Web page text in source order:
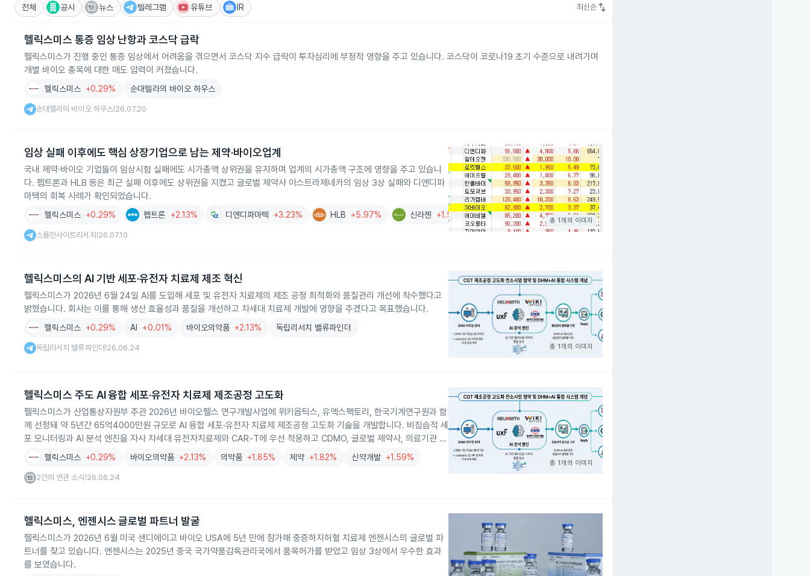
전체 공시 뉴스 텔레그램 유튜브 IR 최신순 swap_vert
헬릭스미스 통증 임상 난항과 코스닥 급락
헬릭스미스가 진행 중인 통증 임상에서 어려움을 겪으면서 코스닥 지수 급락이 투자심리에 부정적 영향을 주고 있습니다. 코스닥이 코로나19 초기 수준으로 내려가며
개별 바이오 종목에 대한 매도 압력이 커졌습니다.
헬릭스미스 +0.29% 순대렐라의 바이오 하우스
순대렐라의 바이오 하우스 26.07.20
임상 실패 이후에도 핵심 상장기업으로 남는 제약·바이오업계
국내 제약·바이오 기업들이 임상시험 실패에도 시가총액 상위권을 유지하며 업계의 시가총액 구조에 영향을 주고 있습니
다. 펩트론과 HLB 등은 최근 실패 이후에도 상위권을 지켰고 글로벌 제약사 아스트라제네카의 임상 3상 실패와 디앤디파
마텍의 회복 사례가 확인되었습니다.
헬릭스미스 +0.29% 펩트론 +2.13% 디앤디파마텍 +3.23% HLB +5.97% 신라젠 +1.58%
스몰인사이트리서치 26.07.10
총 1개의 이미지
헬릭스미스의 AI 기반 세포·유전자 치료제 제조 혁신
헬릭스미스가 2026년 6월 24일 AI를 도입해 세포 및 유전자 치료제의 제조 공정 최적화와 품질관리 개선에 착수했다고
밝혔습니다. 회사는 이를 통해 생산 효율성과 품질을 개선하고 차세대 치료제 개발에 영향을 주겠다고 목표했습니다.
헬릭스미스 +0.29% AI +0.01% 바이오의약품 +2.13% 독립리서치 밸류파인더
독립리서치 밸류파인더 26.06.24 총 1개의 이미지
헬릭스미스 주도 AI 융합 세포·유전자 치료제 제조공정 고도화
헬릭스미스가 산업통상자원부 주관 2026년 바이오헬스 연구개발사업에 위키옵틱스, 유엑스팩토리, 한국기계연구원과 함
께 선정돼 약 5년간 65억4000만원 규모로 AI 융합 세포·유전자 치료제 제조공정 고도화 기술을 개발합니다. 비침습적 세
포 모니터링과 AI 분석 엔진을 자사 차세대 유전자치료제와 CAR‑T에 우선 적용하고 CDMO, 글로벌 제약사, 의료기관 대
상 시장화를 추진합니다.
헬릭스미스 +0.29% 바이오의약품 +2.13% 의약품 +1.85% 제약 +1.82% 신약개발 +1.59%
2건의 연관 소식 26.06.24
총 1개의 이미지
헬릭스미스, 엔젠시스 글로벌 파트너 발굴
헬릭스미스가 2026년 6월 미국 샌디에이고 바이오 USA에 5년 만에 참가해 중증하지허혈 치료제 엔젠시스의 글로벌 파
트너를 찾고 있습니다. 엔젠시스는 2025년 중국 국가약품감독관리국에서 품목허가를 받았고 임상 3상에서 우수한 효과
를 보였습니다.